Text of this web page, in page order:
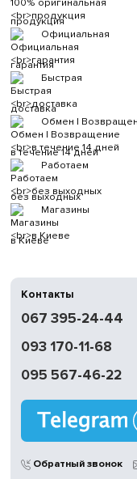
продукция
Официальная
гарантия
Быстрая
доставка
Обмен |
в течение 14 дней
Работаем
без выходных
Магазины
в Киеве
Контакты
067 395-24-44
093 170-11-68
095 567-46-22
Обратный звонок